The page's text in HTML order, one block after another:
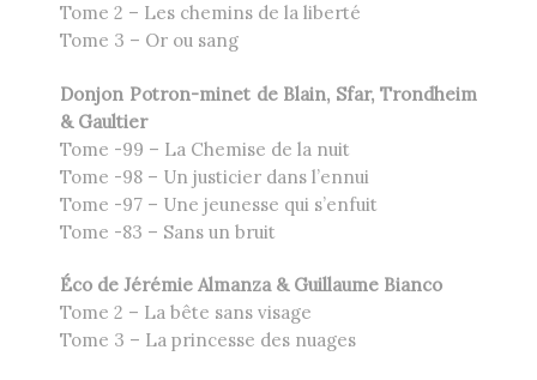
Tome 2 – Les chemins de la liberté
Tome 3 – Or ou sang
Donjon Potron-minet de Blain, Sfar, Trondheim
& Gaultier
Tome -99 – La Chemise de la nuit
Tome -98 – Un justicier dans l’ennui
Tome -97 – Une jeunesse qui s’enfuit
Tome -83 – Sans un bruit
Éco de Jérémie Almanza & Guillaume Bianco
Tome 2 – La bête sans visage
Tome 3 – La princesse des nuages